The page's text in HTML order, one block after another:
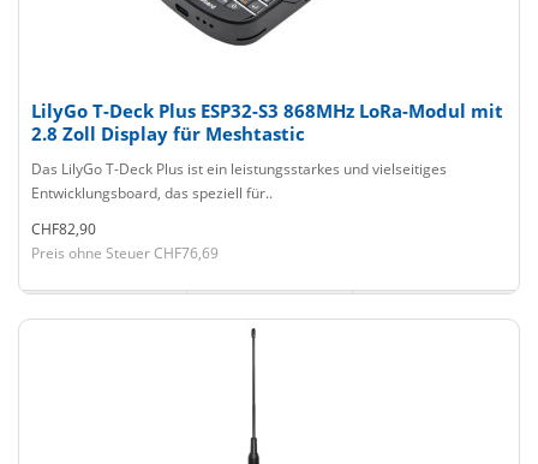
LilyGo T-Deck Plus ESP32-S3 868MHz LoRa-Modul mit
2.8 Zoll Display für Meshtastic
Das LilyGo T-Deck Plus ist ein leistungsstarkes und vielseitiges
Entwicklungsboard, das speziell für..
CHF82,90
Preis ohne Steuer CHF76,69